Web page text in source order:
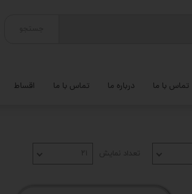
تماس با ما درباره ما تماس با ما اقساط
تعداد نمایش ۲۱